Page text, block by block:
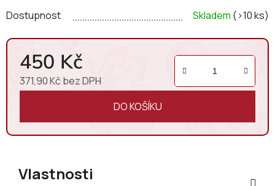
Dostupnost Skladem (>10 ks)
450 Kč
371,90 Kč bez DPH
DO KOŠÍKU
Vlastnosti